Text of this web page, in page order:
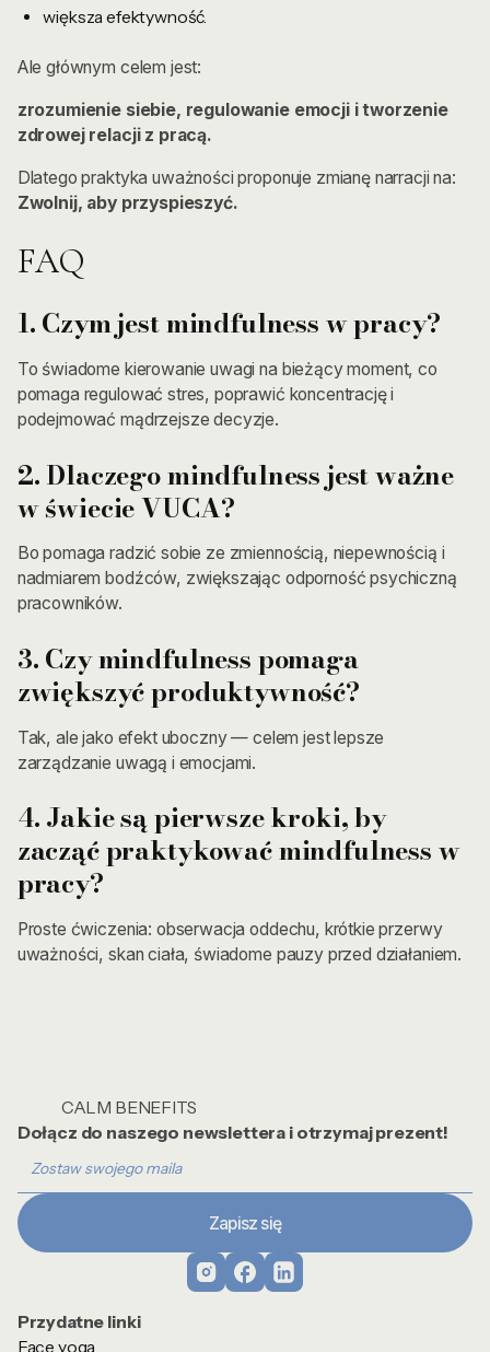
większa efektywność.
Ale głównym celem jest:
zrozumienie siebie, regulowanie emocji i tworzenie
zdrowej relacji z pracą.
Dlatego praktyka uważności proponuje zmianę narracji na:
Zwolnij, aby przyspieszyć.
FAQ
1. Czym jest mindfulness w pracy?
To świadome kierowanie uwagi na bieżący moment, co
pomaga regulować stres, poprawić koncentrację i
podejmować mądrzejsze decyzje.
2. Dlaczego mindfulness jest ważne
w świecie VUCA?
Bo pomaga radzić sobie ze zmiennością, niepewnością i
nadmiarem bodźców, zwiększając odporność psychiczną
pracowników.
3. Czy mindfulness pomaga
zwiększyć produktywność?
Tak, ale jako efekt uboczny — celem jest lepsze
zarządzanie uwagą i emocjami.
4. Jakie są pierwsze kroki, by
zacząć praktykować mindfulness w
pracy?
Proste ćwiczenia: obserwacja oddechu, krótkie przerwy
uważności, skan ciała, świadome pauzy przed działaniem.
CALM BENEFITS
Dołącz do naszego newslettera i otrzymaj prezent!
Przydatne linki
Face yoga